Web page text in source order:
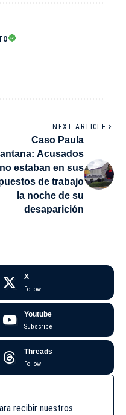
NEXT ARTICLE
Caso Paula
Acusados
no estaban en sus
de trabajo
la noche de su
desaparición
X
Follow
Youtube
Subscribe
Threads
Follow
recibir nuestros